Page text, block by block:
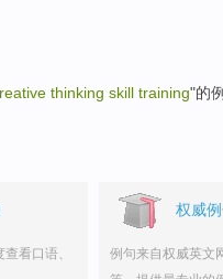
thinking skill training"的
看口语、
权威
例句来自权威英文